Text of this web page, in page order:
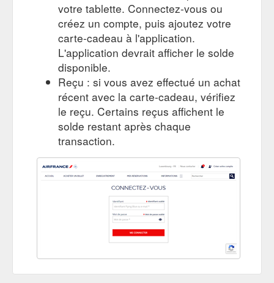
https://www.airfrance.lu/LU/fr/common/travel-guide/chinatown-
la-plus-grande-ville-chinoise-d-amerique.htm
Terranea Resort, au plus près de l''océan - Guide de voyage Los ...
Retour; Nos meilleurs tarifs et promotions · Les vols les moins
chers des 6 prochains mois; Cartes de réduction; Paperplane
- Carte cadeau et cagnotte ...
https://www.airfrance.lu/LU/fr/common/travel-guide/terranea-
resort-au-plus-pres-de-l-ocean.htm
votre tablette. Connectez-vous ou
créez un compte, puis ajoutez votre
carte-cadeau à l'application.
L'application devrait afficher le solde
disponible.
Reçu : si vous avez effectué un achat
récent avec la carte-cadeau, vérifiez
le reçu. Certains reçus affichent le
solde restant après chaque
transaction.